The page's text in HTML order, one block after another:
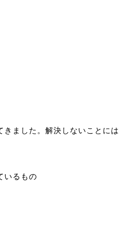
きました。解決しないことには
いるもの